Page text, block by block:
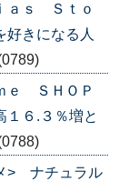
ａｓ Ｓｔｏ
きになる人
ｅ ＳＨＯＰ
６.３％増と
> ナチュラル